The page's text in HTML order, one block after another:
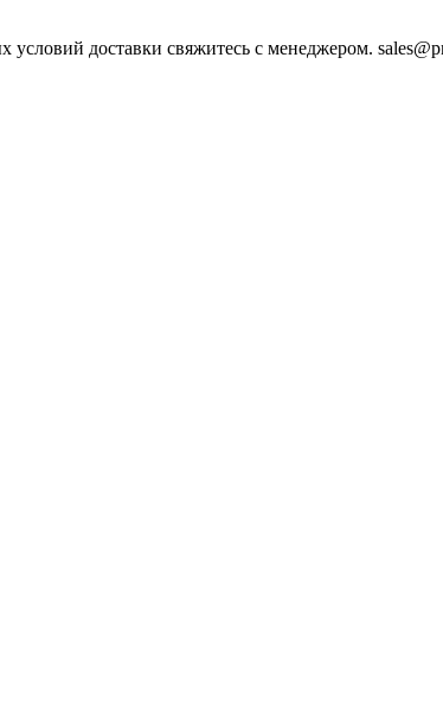
доставки свяжитесь с менеджером.